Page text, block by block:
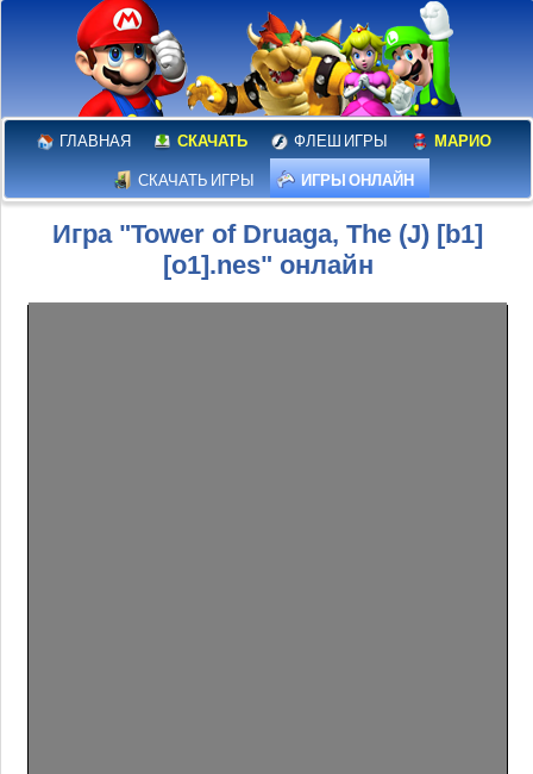
ГЛАВНАЯ СКАЧАТЬ ФЛЕШ ИГРЫ МАРИО
СКАЧАТЬ ИГРЫ ИГРЫ ОНЛАЙН
Игра "Tower of Druaga, The (J) [b1]
[o1].nes" онлайн